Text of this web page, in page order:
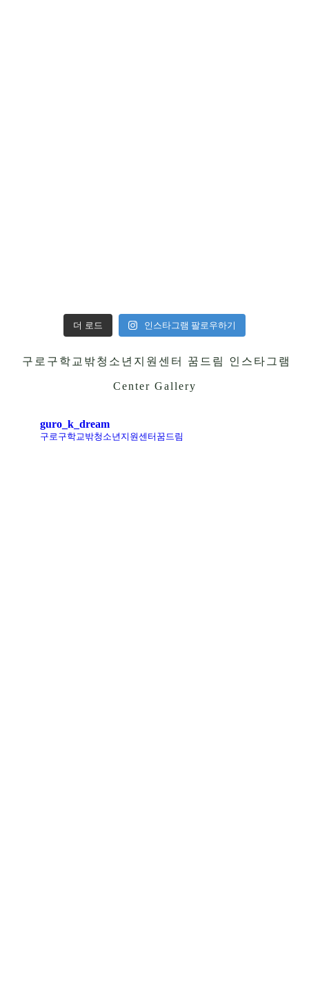
더 로드 인스타그램 팔로우하기
구로구학교밖청소년지원센터 꿈드림 인스타그램
Center Gallery
guro_k_dream
구로구학교밖청소년지원센터꿈드림